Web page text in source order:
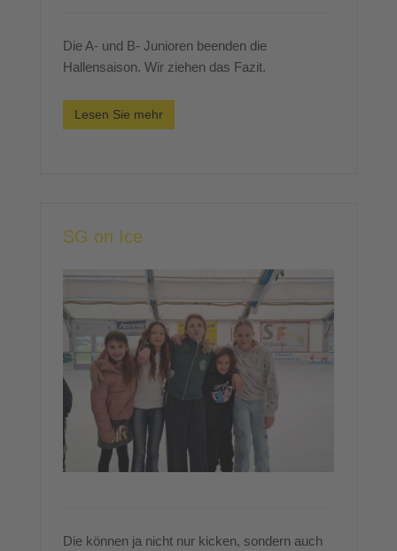
Die A- und B- Junioren beenden die
Hallensaison. Wir ziehen das Fazit.
Lesen Sie mehr
SG on Ice
Die können ja nicht nur kicken, sondern auch